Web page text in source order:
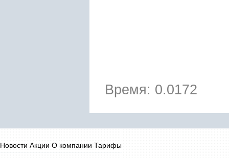
Время: 0.0172
Новости Акции О компании Тарифы